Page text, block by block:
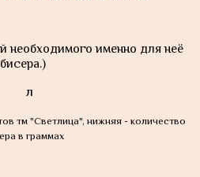
необходимого именно для неё
бисера.)
тм "Светлица", нижняя - количество
в граммах